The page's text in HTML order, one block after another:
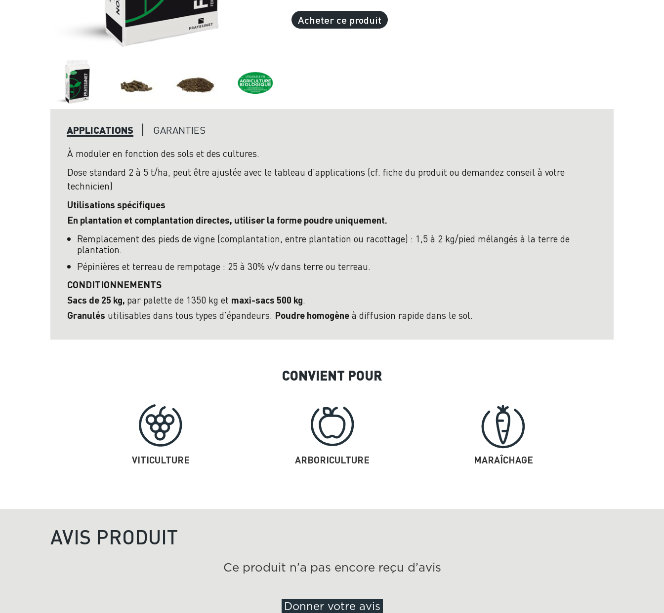
Acheter ce produit
APPLICATIONS GARANTIES
À moduler en fonction des sols et des cultures.
Dose standard 2 à 5 t/ha, peut être ajustée avec le tableau d’applications (cf. fiche du produit ou demandez conseil à votre
technicien)
Utilisations spécifiques
En plantation et complantation directes, utiliser la forme poudre uniquement.
Remplacement des pieds de vigne (complantation, entre plantation ou racottage) : 1,5 à 2 kg/pied mélangés à la terre de
plantation.
Pépinières et terreau de rempotage : 25 à 30% v/v dans terre ou terreau.
CONDITIONNEMENTS
Sacs de 25 kg, par palette de 1350 kg et maxi-sacs 500 kg
Granulés utilisables dans tous types d’épandeurs. Poudre homogène à diffusion rapide dans le sol.
CONVIENT POUR
VITICULTURE ARBORICULTURE MARAÎCHAGE
AVIS PRODUIT
Ce produit n’a pas encore reçu d’avis
Donner votre avis